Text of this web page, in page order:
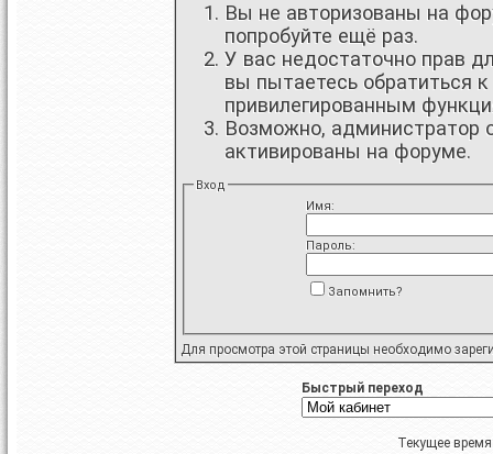
Вы не авторизованы на
попробуйте ещё раз.
У вас недостаточно прав
вы пытаетесь обратиться
привилегированным
Возможно, администратор
активированы на форуме.
Вход
Имя:
Пароль:
Запомнить?
Для просмотра этой страницы необходимо
Быстрый переход
Текущее